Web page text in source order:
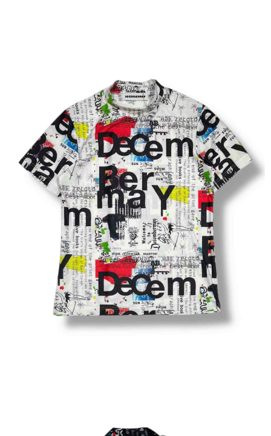
7-11取貨付款
每筆NT$60
付款後7-11取貨
每筆NT$60